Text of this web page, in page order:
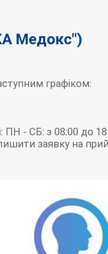
Медокс")
графіком:
ПН - СБ: з 08:00 до
заявку на